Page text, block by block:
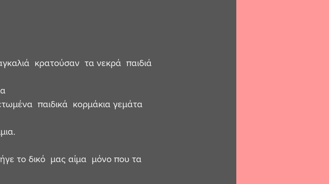
κρατούσαν  τα νεκρά  παιδιά
παιδικά  κορμάκια γεμάτα
το δικό  μας αίμα  μόνο που τα